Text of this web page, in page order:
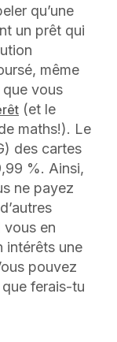
qu’une
un prêt qui
même
que vous
(et le
maths!). Le
des cartes
%. Ainsi,
ne payez
en
intérêts une
pouvez
ferais-tu